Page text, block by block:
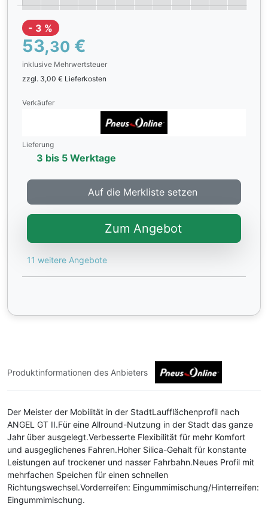
- 3 %
53,30 €
inklusive Mehrwertsteuer
zzgl. 3,00 € Lieferkosten
Verkäufer
Lieferung
3 bis 5 Werktage
Auf die Merkliste setzen
Zum Angebot
11 weitere Angebote
Produktinformationen des Anbieters
Der Meister der Mobilität in der StadtLaufflächenprofil nach
ANGEL GT II.Für eine Allround-Nutzung in der Stadt das ganze
Jahr über ausgelegt.Verbesserte Flexibilität für mehr Komfort
und ausgeglichenes Fahren.Hoher Silica-Gehalt für konstante
Leistungen auf trockener und nasser Fahrbahn.Neues Profil mit
mehrfachen Speichen für einen schnellen
Richtungswechsel.Vorderreifen: Eingummimischung/Hinterreifen:
Eingummimischung.